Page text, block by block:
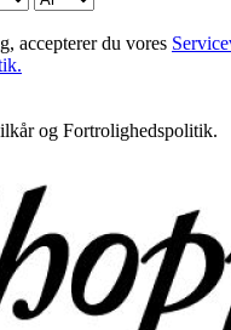
accepterer du vores
og Fortrolighedspolitik.